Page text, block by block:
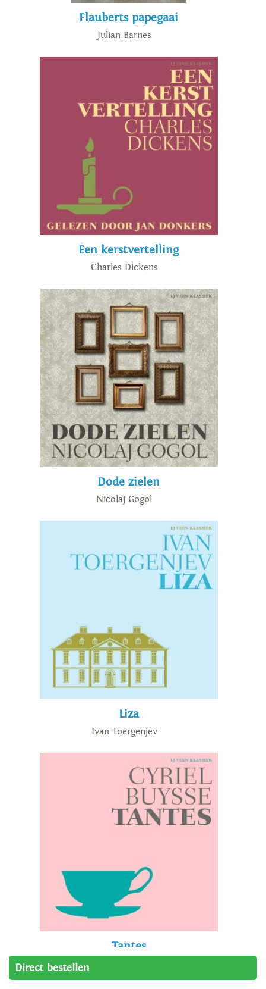
Direct bestellen
Flauberts papegaai
Julian Barnes
Een kerstvertelling
Charles Dickens
Dode zielen
Nicolaj Gogol
Liza
Ivan Toergenjev
Tantes